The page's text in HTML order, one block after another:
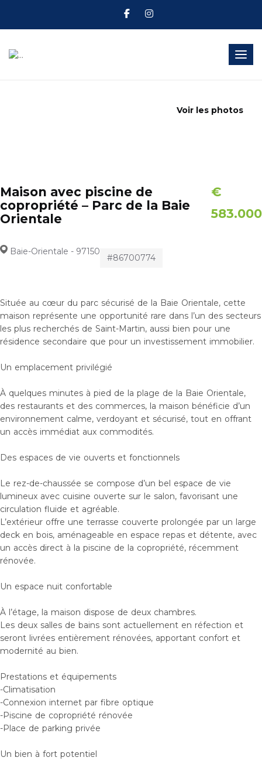
Voir les photos
Maison avec piscine de
copropriété – Parc de la Baie
Orientale
€
583.000
Baie-Orientale - 97150
#86700774
Située au cœur du parc sécurisé de la Baie Orientale, cette
maison représente une opportunité rare dans l’un des secteurs
les plus recherchés de Saint-Martin, aussi bien pour une
résidence secondaire que pour un investissement immobilier.
Un emplacement privilégié
À quelques minutes à pied de la plage de la Baie Orientale,
des restaurants et des commerces, la maison bénéficie d’un
environnement calme, verdoyant et sécurisé, tout en offrant
un accès immédiat aux commodités.
Des espaces de vie ouverts et fonctionnels
Le rez-de-chaussée se compose d’un bel espace de vie
lumineux avec cuisine ouverte sur le salon, favorisant une
circulation fluide et agréable.
L’extérieur offre une terrasse couverte prolongée par un large
deck en bois, aménageable en espace repas et détente, avec
un accès direct à la piscine de la copropriété, récemment
rénovée.
Un espace nuit confortable
À l’étage, la maison dispose de deux chambres.
Les deux salles de bains sont actuellement en réfection et
seront livrées entièrement rénovées, apportant confort et
modernité au bien.
Prestations et équipements
-Climatisation
-Connexion internet par fibre optique
-Piscine de copropriété rénovée
-Place de parking privée
Un bien à fort potentiel